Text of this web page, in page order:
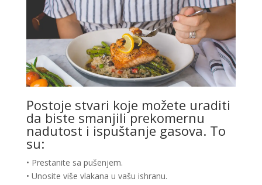
Postoje stvari koje možete uraditi
da biste smanjili prekomernu
nadutost i ispuštanje gasova. To
su:
• Prestanite sa pušenjem.
• Unosite više vlakana u vašu ishranu.